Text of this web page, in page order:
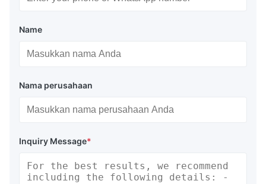
Name
Nama perusahaan
Inquiry Message*